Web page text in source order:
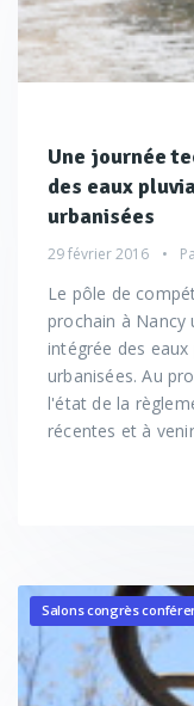
Une journée
des eaux
urbanisées
29 février 2016
Le pôle de
prochain à Nancy
intégrée des
urbanisées. Au
l'état de la
récentes et à
Salons congrès